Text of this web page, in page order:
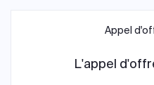
Appel
L'appel